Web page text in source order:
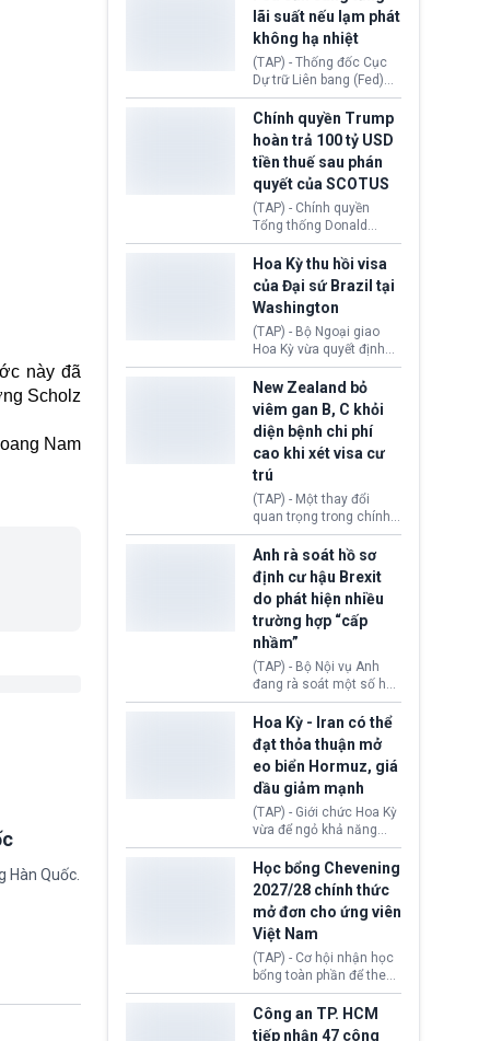
này đã
Scholz
Nam
Quốc.
Morocco.
hiến tạng Network for
Hope (bang Kentucky).
Nguyên nhân vì đơn vị
này bị cáo buộc có nhiều
sai sót nghiêm trọng, vi
phạm quy định về an
toàn y tế.
lãi suất nếu lạm phát
không hạ nhiệt
(TAP) - Thống đốc Cục
Dự trữ Liên bang (Fed)
Lisa Cook nói sẽ ủng hộ
tăng lãi suất nếu lạm
phát ở Hoa Kỳ không tiếp
tục giảm trong thời gian
tới.
Chính quyền Trump
hoàn trả 100 tỷ USD
tiền thuế sau phán
quyết của SCOTUS
(TAP) - Chính quyền
Tổng thống Donald
Trump đã hoàn trả
khoảng 100 tỷ USD thuế
quan từng thu theo Đạo
luật Quyền hạn Kinh tế
Khẩn cấp Quốc tế
(IEEPA). Động thái này
diễn ra sau phán quyết
hồi tháng 2 bởi Tòa án
Tối cao Hoa Kỳ
(SCOTUS) khi tuyên bố,
việc áp thuế diện rộng là
hoàn toàn bất hợp pháp.
Hoa Kỳ thu hồi visa
của Đại sứ Brazil tại
Washington
(TAP) - Bộ Ngoại giao
Hoa Kỳ vừa quyết định
thu hồi thị thực (visa)
của bà Maria Luiza
Ribeiro Viotti - Đại sứ
Brazil tại Washington.
Động thái trên diễn ra
trong bối cảnh tranh
chấp ngoại giao giữa
chính quyền Tổng thống
Donald Trump và chính
phủ cánh tả Tổng thống
da Silva đang leo thang
gay gắt.
New Zealand bỏ
viêm gan B, C khỏi
diện bệnh chi phí
cao khi xét visa cư
trú
(TAP) - Một thay đổi
quan trọng trong chính
sách nhập cư của New
Zealand đang mở ra
thêm cơ hội cho nhiều
người muốn định cư. Từ
nay, người mắc viêm
gan B hoặc viêm gan C
sẽ không còn bị mặc
định không đáp ứng tiêu
chuẩn sức khỏe chỉ vì
chi phí điều trị khi nộp hồ
Anh rà soát hồ sơ
định cư hậu Brexit
do phát hiện nhiều
trường hợp “cấp
nhầm”
(TAP) - Bộ Nội vụ Anh
đang rà soát một số hồ
sơ thuộc Chương trình
Định cư EU (EU
Settlement Scheme -
EUSS) sau khi xác định
có trường hợp được cấp
quy chế cư trú hậu
Brexit “do nhầm lẫn”.
Động thái này làm dấy
lên lo ngại về việc thực
thi Thỏa thuận Rút khỏi
Liên minh châu Âu
(Withdrawal
Agreement).
Hoa Kỳ - Iran có thể
đạt thỏa thuận mở
eo biển Hormuz, giá
dầu giảm mạnh
(TAP) - Giới chức Hoa Kỳ
vừa để ngỏ khả năng
sớm đạt thỏa thuận với
Iran nhằm mở lại eo biển
Hormuz, mở đường cho
việc khôi phục hoạt
động hàng hải. Những
tín hiệu ngoại giao tích
cực này lập tức tác động
đến thị trường năng
lượng, kéo giá dầu thế
giới lùi sâu xuống dưới
mức 80 USD/thùng.
Học bổng Chevening
2027/28 chính thức
mở đơn cho ứng viên
Việt Nam
(TAP) - Cơ hội nhận học
bổng toàn phần để theo
học chương trình thạc sĩ
tại Vương quốc Anh đã
chính thức quay trở lại.
Công an TP. HCM
tiếp nhận 47 công